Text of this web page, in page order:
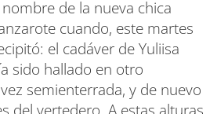
de la nueva chica
cuando, este martes
el cadáver de Yuliisa
sido hallado en otro
semienterrada, y de nuevo